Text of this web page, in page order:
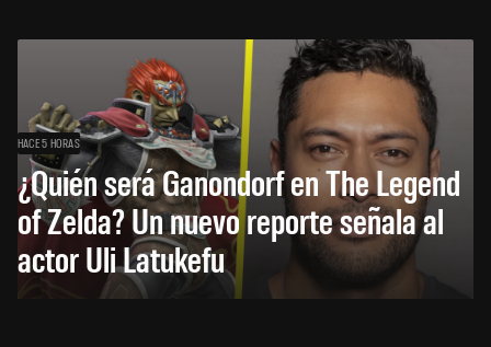
HACE 5 HORAS
¿Quién será Ganondorf en The Legend
of Zelda? Un nuevo reporte señala al
actor Uli Latukefu